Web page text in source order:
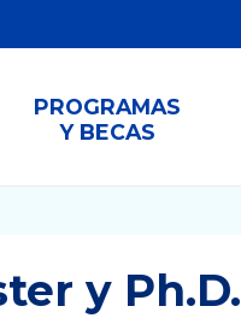
PROGRAMAS
Y BECAS
y Ph.D.